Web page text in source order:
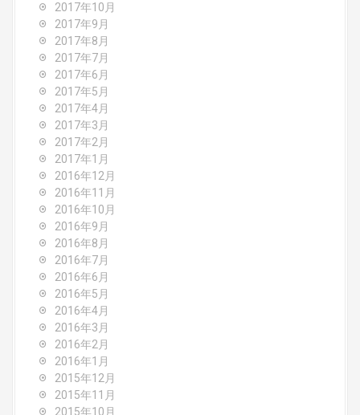
2017年10月
2017年9月
2017年8月
2017年7月
2017年6月
2017年5月
2017年4月
2017年3月
2017年2月
2017年1月
2016年12月
2016年11月
2016年10月
2016年9月
2016年8月
2016年7月
2016年6月
2016年5月
2016年4月
2016年3月
2016年2月
2016年1月
2015年12月
2015年11月
2015年10月